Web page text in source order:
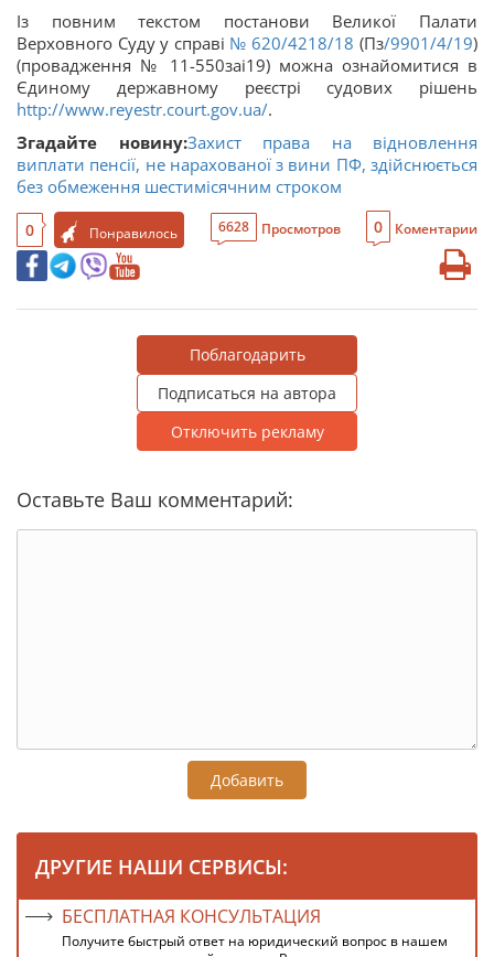
Із повним текстом постанови Великої Палати
Верховного Суду у справі № 620/4218/18 (Пз/9901/4/19)
(провадження № 11-550заі19) можна ознайомитися в
Єдиному державному реєстрі судових рішень
http://www.reyestr.court.gov.ua/.
Згадайте новину:Захист права на відновлення
виплати пенсії, не нарахованої з вини ПФ, здійснюється
без обмеження шестимісячним строком
0 Понравилось 6628 Просмотров 0 Коментарии
Поблагодарить
Подписаться на автора
Отключить рекламу
Оставьте Ваш комментарий:
Добавить
ДРУГИЕ НАШИ СЕРВИСЫ:
БЕСПЛАТНАЯ КОНСУЛЬТАЦИЯ
Получите быстрый ответ на юридический вопрос в нашем